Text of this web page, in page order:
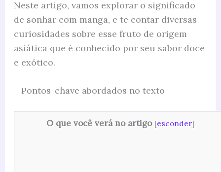
Neste artigo, vamos explorar o significado
de sonhar com manga, e te contar diversas
curiosidades sobre esse fruto de origem
asiática que é conhecido por seu sabor doce
e exótico.
Pontos-chave abordados no texto
O que você verá no artigo [esconder]